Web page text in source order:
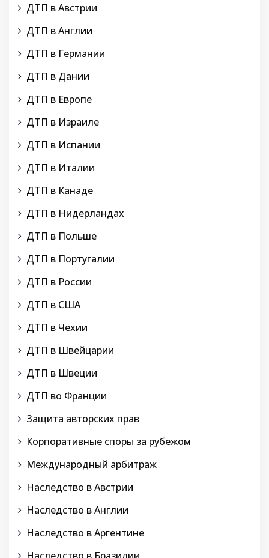
ДТП в Австрии
ДТП в Англии
ДТП в Германии
ДТП в Дании
ДТП в Европе
ДТП в Израиле
ДТП в Испании
ДТП в Италии
ДТП в Канаде
ДТП в Нидерландах
ДТП в Польше
ДТП в Португалии
ДТП в России
ДТП в США
ДТП в Чехии
ДТП в Швейцарии
ДТП в Швеции
ДТП во Франции
Защита авторских прав
Корпоративные споры за рубежом
Международный арбитраж
Наследство в Австрии
Наследство в Англии
Наследство в Аргентине
Наследство в Бразилии